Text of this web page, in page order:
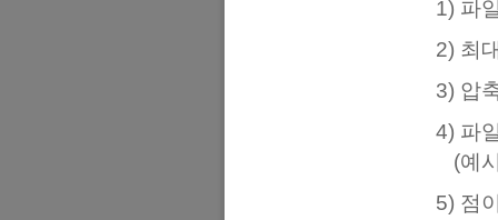
1) 파
2) 최
3) 압
4) 파
(예
5) 점